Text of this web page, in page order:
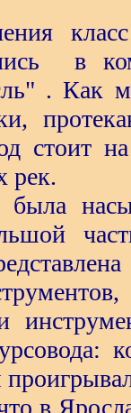
класс
в
. Как
стоит
рек.
в